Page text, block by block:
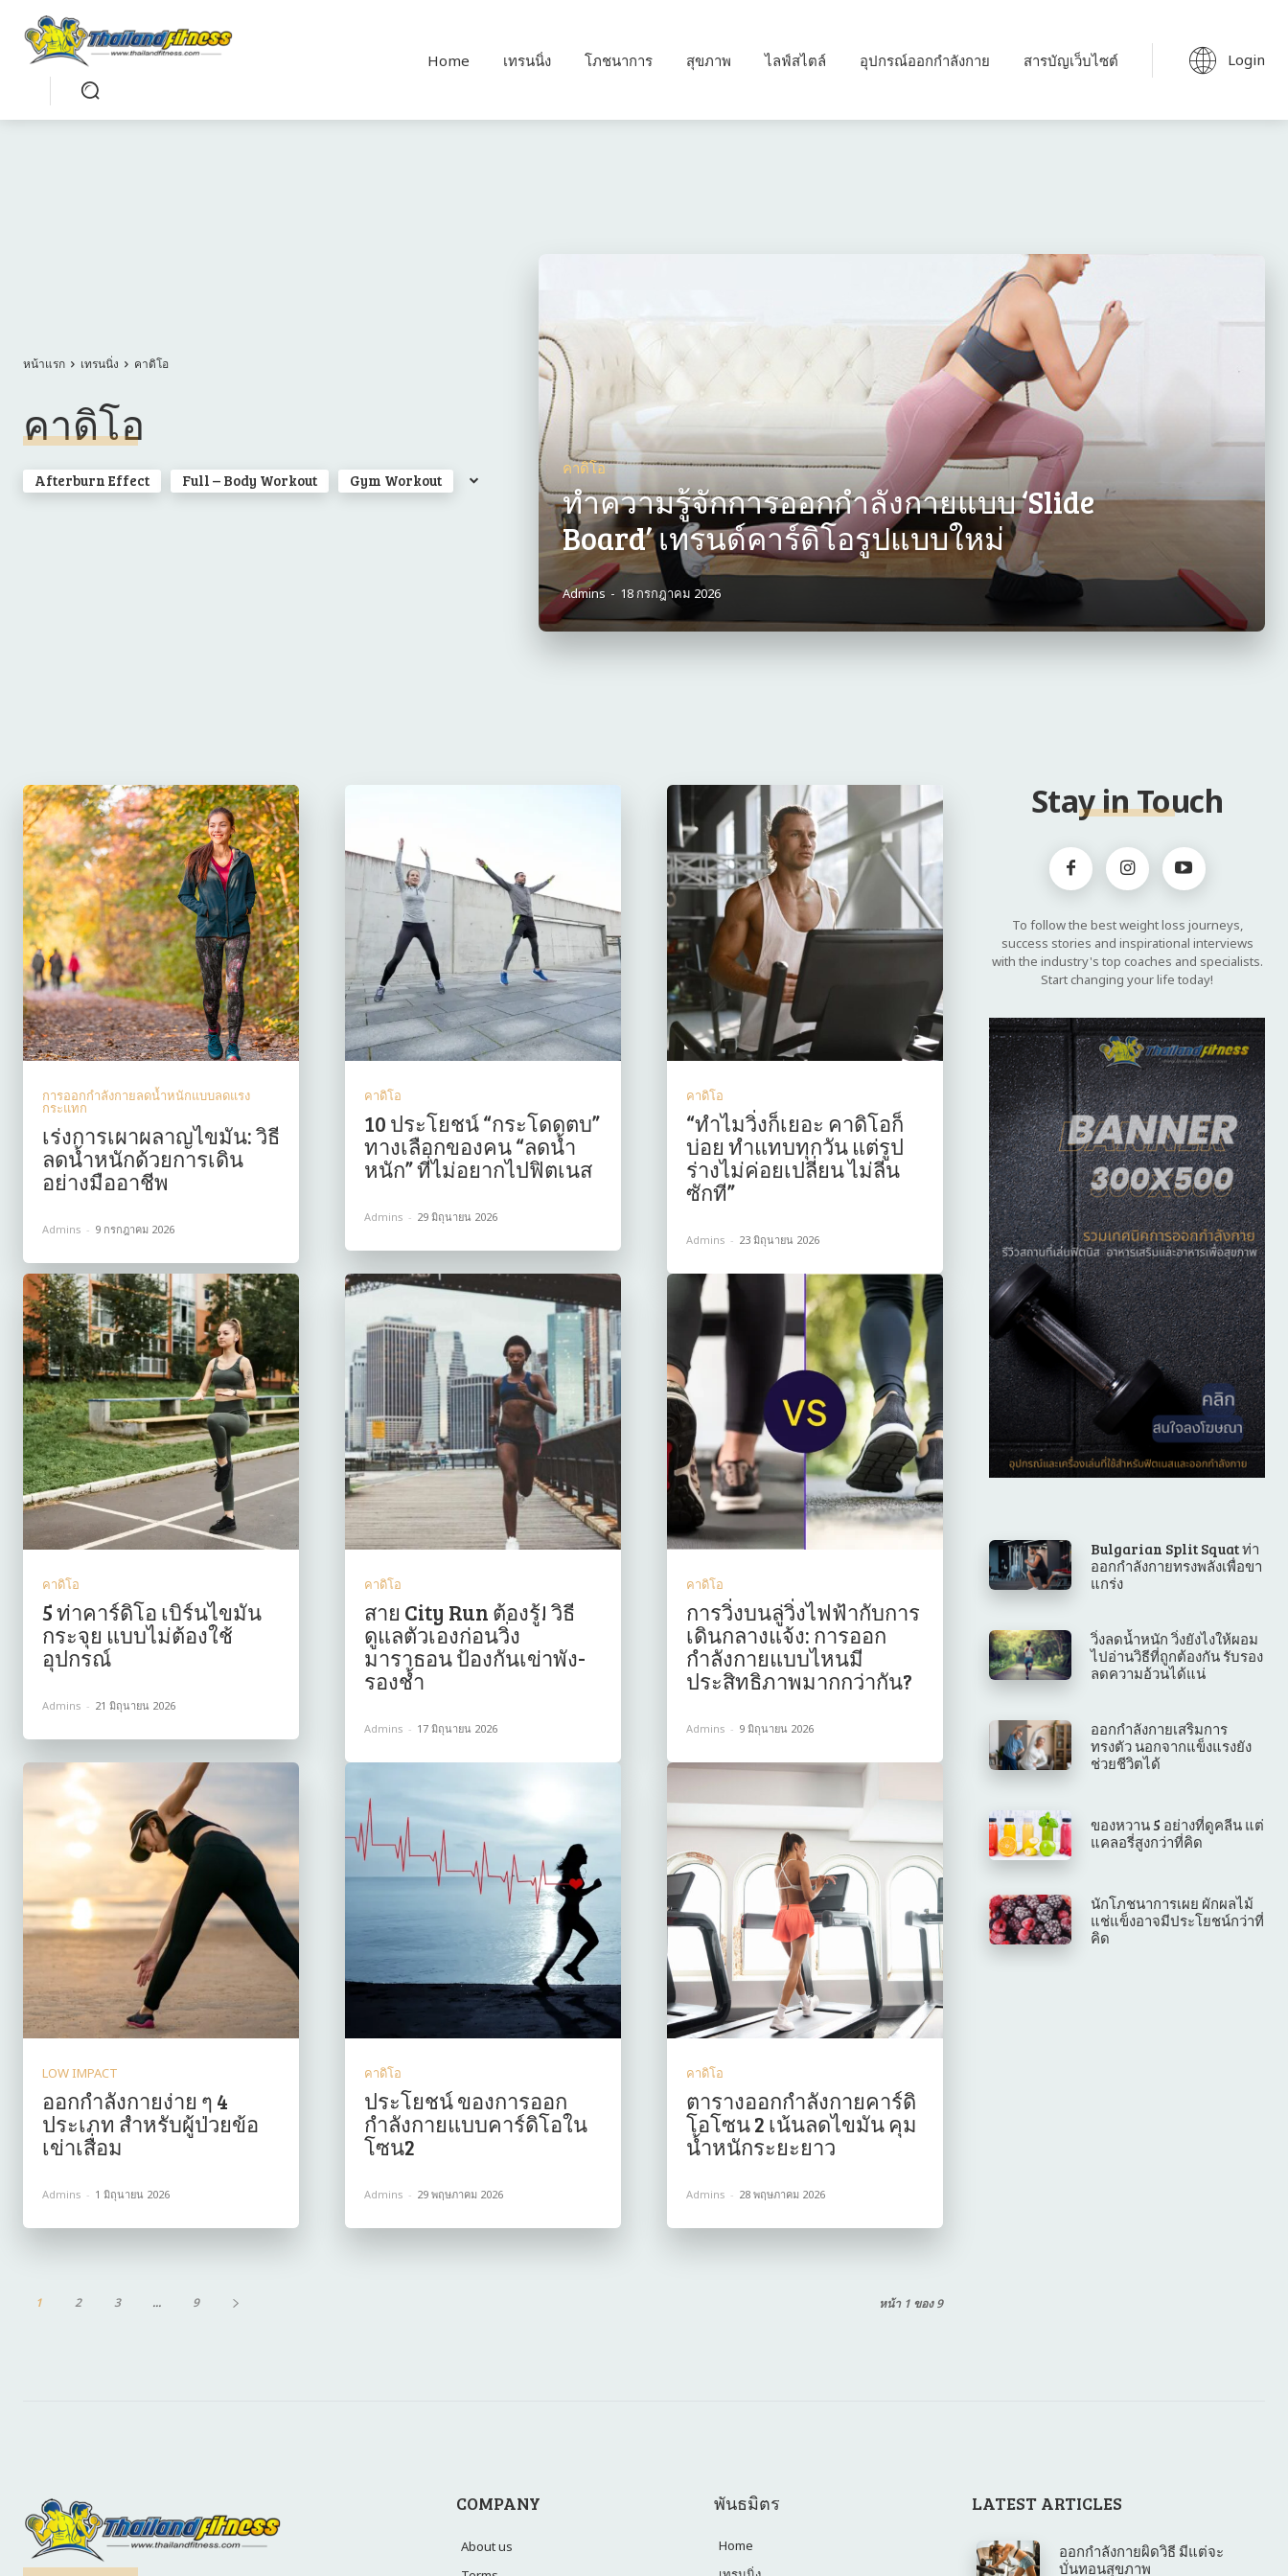
Home เทรนนิ่ง โภชนาการ สุขภาพ ไลฟ์สไตล์ อุปกรณ์ออกกำลังกาย สารบัญเว็บไซต์ Login
หน้าแรก เทรนนิ่ง คาดิโอ
คาดิโอ
Afterburn Effect Full – Body Workout Gym Workout
คาดิโอ
ทำความรู้จักการออกกำลังกายแบบ ‘Slide
Board’ เทรนด์คาร์ดิโอรูปแบบใหม่
Admins - 18 กรกฎาคม 2026
การออกกำลังกายลดน้ำหนักแบบลดแรง
กระแทก
เร่งการเผาผลาญไขมัน: วิธี
ลดน้ำหนักด้วยการเดิน
อย่างมืออาชีพ
Admins - 9 กรกฎาคม 2026
คาดิโอ
10 ประโยชน์ “กระโดดตบ”
ทางเลือกของคน “ลดน้ำ
หนัก” ที่ไม่อยากไปฟิตเนส
Admins - 29 มิถุนายน 2026
คาดิโอ
“ทำไมวิ่งก็เยอะ คาดิโอก็
บ่อย ทำแทบทุกวัน แต่รูป
ร่างไม่ค่อยเปลี่ยน ไม่ลีน
ซักที”
Admins - 23 มิถุนายน 2026
คาดิโอ
5 ท่าคาร์ดิโอ เบิร์นไขมัน
กระจุย แบบไม่ต้องใช้
อุปกรณ์
Admins - 21 มิถุนายน 2026
คาดิโอ
สาย City Run ต้องรู้! วิธี
ดูแลตัวเองก่อนวิ่ง
มาราธอน ป้องกันเข่าพัง-
รองช้ำ
Admins - 17 มิถุนายน 2026
คาดิโอ
การวิ่งบนลู่วิ่งไฟฟ้ากับการ
เดินกลางแจ้ง: การออก
กำลังกายแบบไหนมี
ประสิทธิภาพมากกว่ากัน?
Admins - 9 มิถุนายน 2026
LOW IMPACT
ออกกำลังกายง่าย ๆ 4
ประเภท สำหรับผู้ป่วยข้อ
เข่าเสื่อม
Admins - 1 มิถุนายน 2026
คาดิโอ
ประโยชน์ ของการออก
กำลังกายแบบคาร์ดิโอใน
โซน2
Admins - 29 พฤษภาคม 2026
คาดิโอ
ตารางออกกำลังกายคาร์ดิ
โอโซน 2 เน้นลดไขมัน คุม
น้ำหนักระยะยาว
Admins - 28 พฤษภาคม 2026
1 2 3 ... 9 หน้า 1 ของ 9
Stay in Touch
To follow the best weight loss journeys,
success stories and inspirational interviews
with the industry's top coaches and specialists.
Start changing your life today!
Bulgarian Split Squat ท่า
ออกกำลังกายทรงพลังเพื่อขา
แกร่ง
วิ่งลดน้ำหนัก วิ่งยังไงให้ผอม
ไปอ่านวิธีที่ถูกต้องกัน รับรอง
ลดความอ้วนได้แน่
ออกกำลังกายเสริมการ
ทรงตัว นอกจากแข็งแรงยัง
ช่วยชีวิตได้
ของหวาน 5 อย่างที่ดูคลีน แต่
แคลอรี่สูงกว่าที่คิด
นักโภชนาการเผย ผักผลไม้
แช่แข็งอาจมีประโยชน์กว่าที่
คิด
COMPANY
About us
พันธมิตร
Home
LATEST ARTICLES
ออกกำลังกายผิดวิธี มีแต่จะ
บั่นทอนสุขภาพ